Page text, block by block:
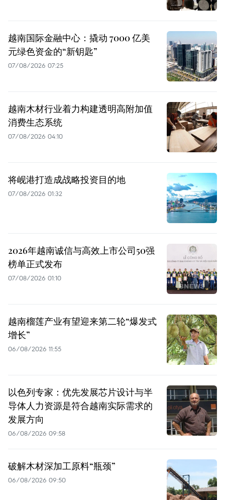
越南国际金融中心：撬动 7000 亿美
元绿色资金的“新钥匙”
07/08/2026 07:25
越南木材行业着力构建透明高附加值
消费生态系统
07/08/2026 04:10
将岘港打造成战略投资目的地
07/08/2026 01:32
2026年越南诚信与高效上市公司50强
榜单正式发布
07/08/2026 01:10
越南榴莲产业有望迎来第二轮“爆发式
增长”
06/08/2026 11:55
以色列专家：优先发展芯片设计与半
导体人力资源是符合越南实际需求的
发展方向
06/08/2026 09:58
破解木材深加工原料“瓶颈”
06/08/2026 09:50